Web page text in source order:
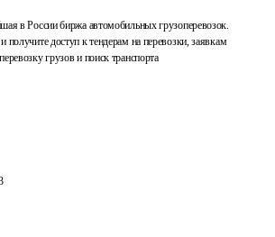
в России биржа автомобильных грузоперевозок.
и получите доступ к тендерам на перевозки, заявкам
грузов и поиск транспорта